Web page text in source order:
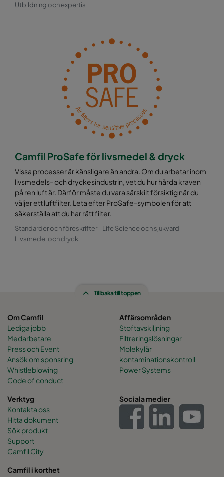
Utbildning och expertis
Camfil ProSafe för livsmedel & dryck
Vissa processer är känsligare än andra. Om du arbetar inom
livsmedels- och dryckesindustrin, vet du hur hårda kraven
på ren luft är. Därför måste du vara särskilt försiktig när du
väljer ett luftfilter. Leta efter ProSafe-symbolen för att
säkerställa att du har rätt filter.
Standarder och föreskrifter
Life Science och sjukvard
Livsmedel och dryck
Tillbaka till toppen
Om Camfil
Lediga jobb
Medarbetare
Press och Event
Ansök om sponsring
Whistleblowing
Code of conduct
Affärsområden
Stoftavskiljning
Filtreringslösningar
Molekylär
kontaminationskontroll
Power Systems
Verktyg
Kontakta oss
Hitta dokument
Sök produkt
Support
Camfil City
Sociala medier
Camfil i korthet